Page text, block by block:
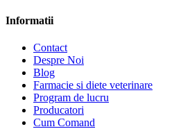
Informatii
Contact
Despre Noi
Blog
Farmacie si diete veterinare
Program de lucru
Producatori
Cum Comand